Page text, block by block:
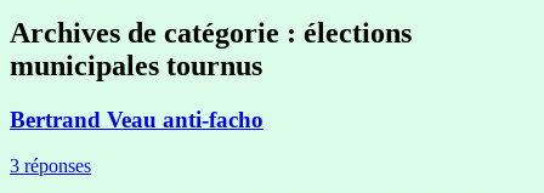
Archives de catégorie : élections
municipales tournus
Bertrand Veau anti-facho
3 réponses